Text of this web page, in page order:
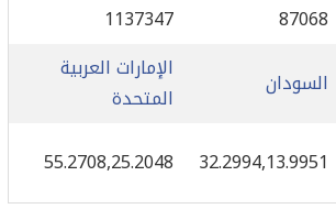
87068
1137347
السودان
الإمارات العربية
المتحدة
32.2994,13.9951
55.2708,25.2048